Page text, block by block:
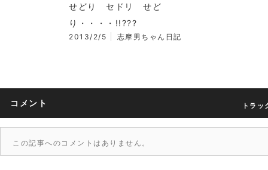
せどり セドリ せど
り・・・・!!???
2013/2/5 志摩男ちゃん日記
コメント トラ
この記事へのコメントはありません。